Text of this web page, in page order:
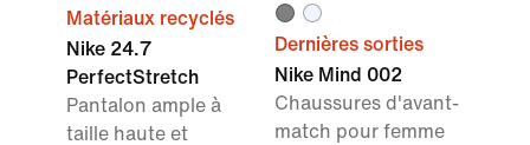
Matériaux recyclés
Nike 24.7
PerfectStretch
Pantalon ample à
taille haute et
Dernières sorties
Nike Mind 002
Chaussures d'avant-
match pour femme